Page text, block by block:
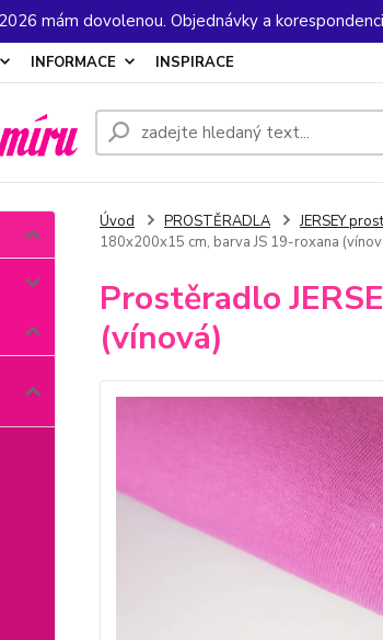
mám dovolenou. Objednávky a
INFORMACE INSPIRACE
Úvod PROSTĚRADLA JERSEY
180x200x15 cm, barva JS 19-roxana
Prostěradlo
(vínová)